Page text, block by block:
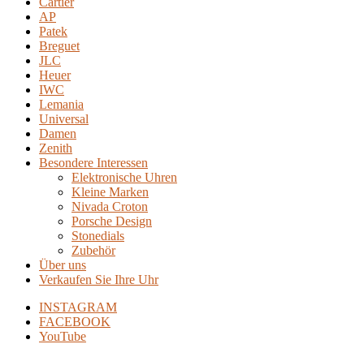
AP
Patek
Breguet
JLC
Heuer
IWC
Lemania
Universal
Damen
Zenith
Besondere Interessen
Elektronische Uhren
Kleine Marken
Nivada Croton
Porsche Design
Stonedials
Zubehör
Über uns
Verkaufen Sie Ihre Uhr
INSTAGRAM
FACEBOOK
YouTube